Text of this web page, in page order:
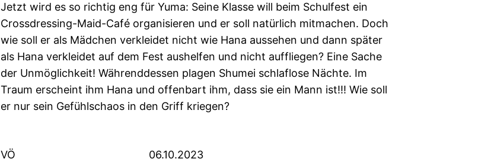
Jetzt wird es so richtig eng für Yuma: Seine Klasse will beim Schulfest ein
Crossdressing-Maid-Café organisieren und er soll natürlich mitmachen. Doch
wie soll er als Mädchen verkleidet nicht wie Hana aussehen und dann später
als Hana verkleidet auf dem Fest aushelfen und nicht auffliegen? Eine Sache
der Unmöglichkeit! Währenddessen plagen Shumei schlaflose Nächte. Im
Traum erscheint ihm Hana und offenbart ihm, dass sie ein Mann ist!!! Wie soll
er nur sein Gefühlschaos in den Griff kriegen?
VÖ 06.10.2023